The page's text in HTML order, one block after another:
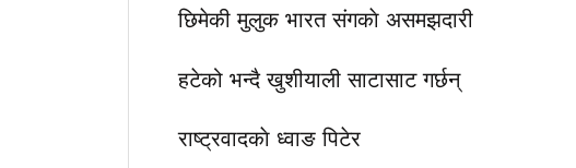
छिमेकी मुलुक भारत संगकाे असमझदारी
हटेको भन्दै खुशीयाली साटासाट गर्छन्
राष्ट्रवादकाे ध्वाङ पिटेर